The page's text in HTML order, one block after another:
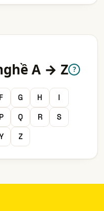
A → Z ?
F G H
I
P Q R
S
Z